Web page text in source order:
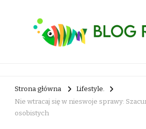
Strona główna
Lifestyle.
Nie wtracaj się w nieswoje sprawy:
osobistych